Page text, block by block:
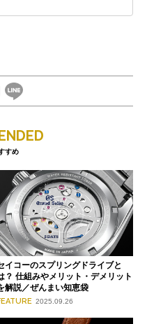
すめ
イコーのスプリングドライブと
？ 仕組みやメリット・デメリット
解説／ぜんまい知恵袋
2025.09.26